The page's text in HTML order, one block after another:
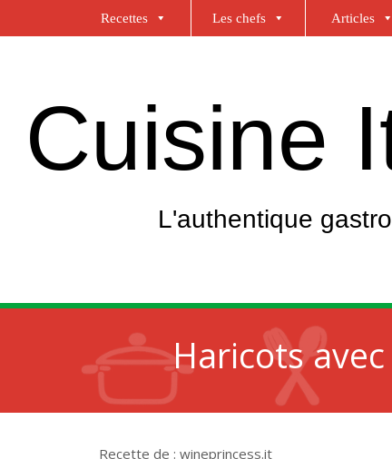
Recettes Les chefs Articles
Cuisine
L'authentique
Haricots
Recette de : wineprincess.it